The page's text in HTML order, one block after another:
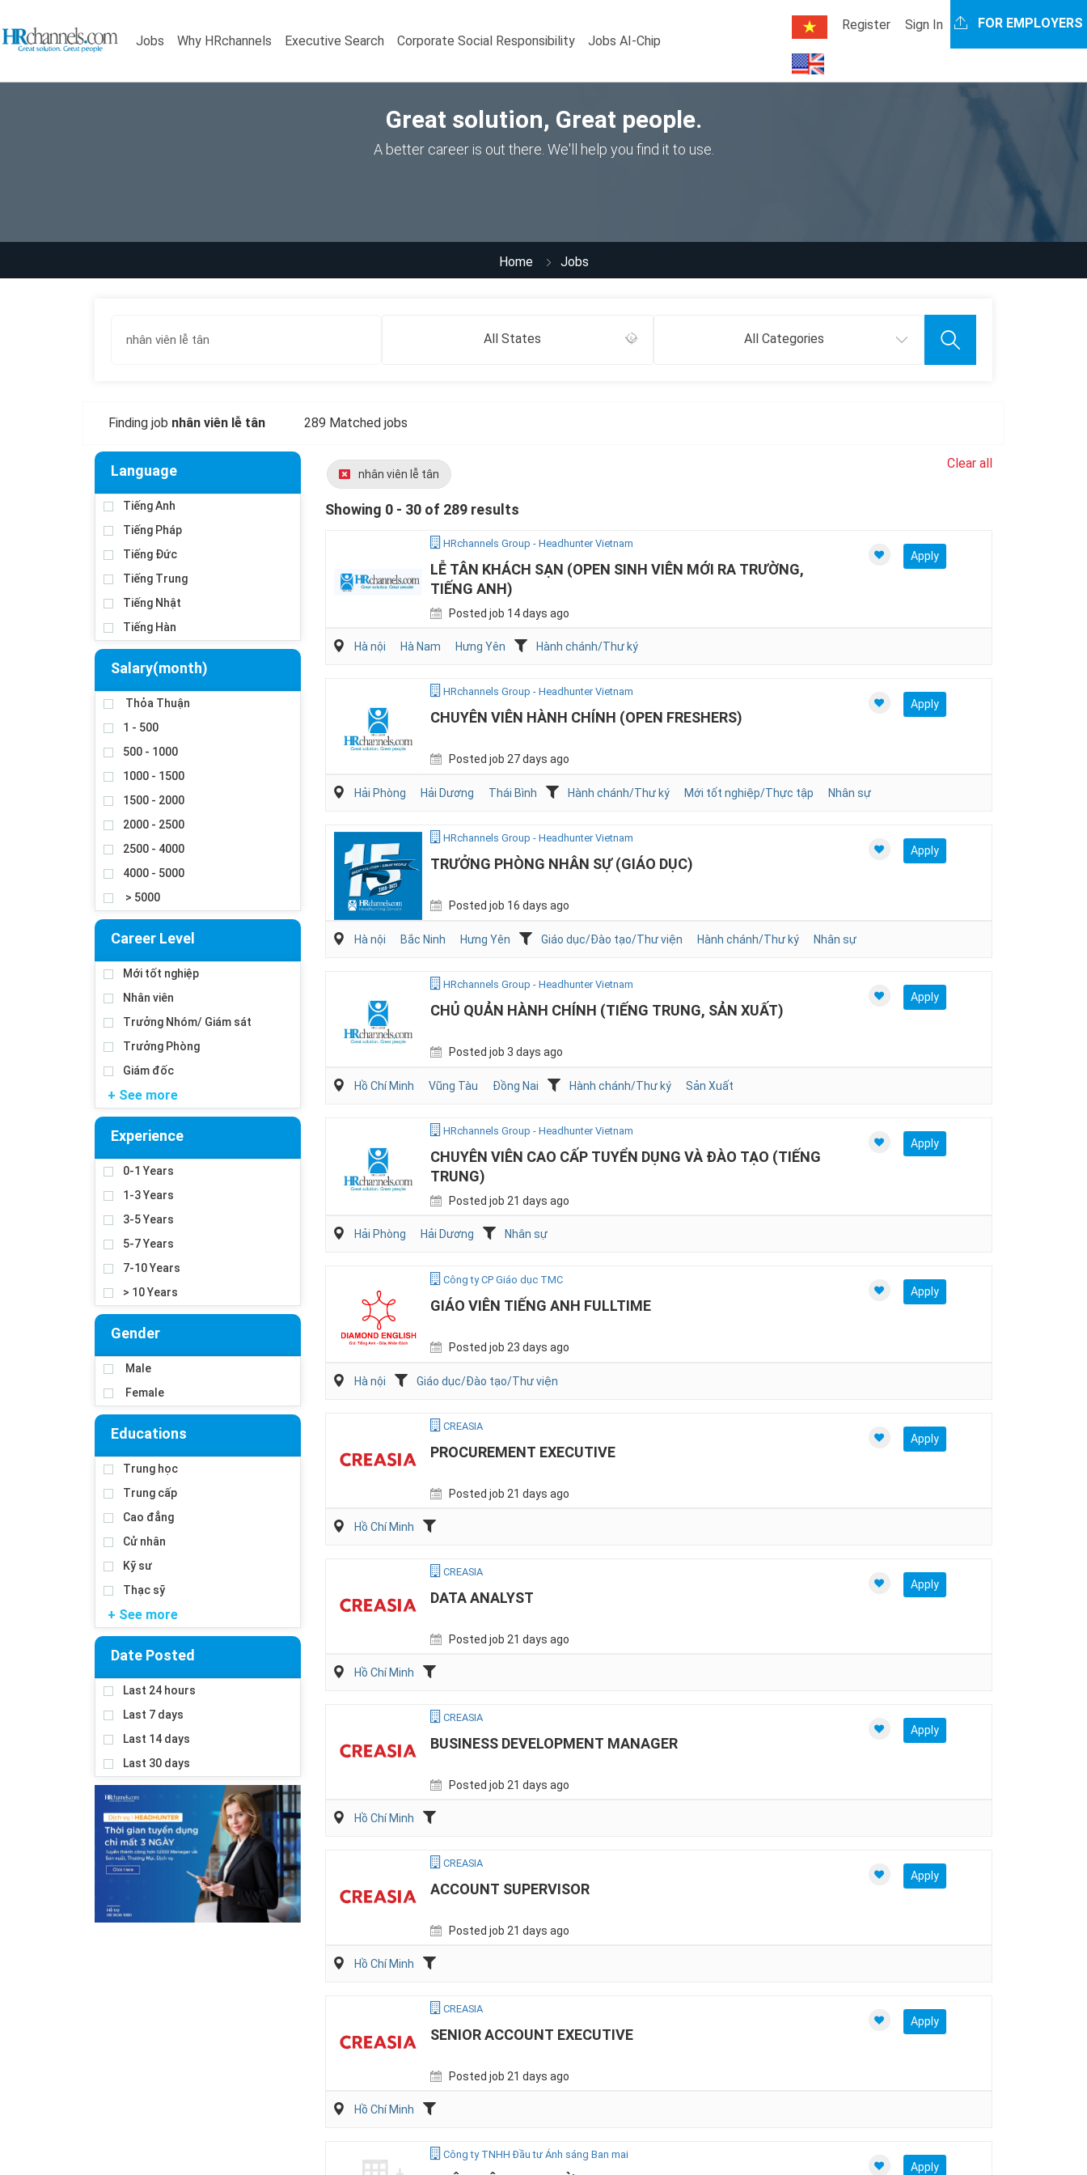
Jobs Why HRchannels Executive Search Corporate Social Responsibility Jobs AI-Chip
Register Sign In FOR EMPLOYERS
Great solution, Great people.
A better career is out there. We'll help you find it to use.
Home Jobs
All States All Categories
Finding job nhân viên lễ tân 289 Matched jobs
Language
Tiếng Anh
Tiếng Pháp
Tiếng Đức
Tiếng Trung
Tiếng Nhật
Tiếng Hàn
Salary(month)
Thỏa Thuận
1 - 500
500 - 1000
1000 - 1500
1500 - 2000
2000 - 2500
2500 - 4000
4000 - 5000
> 5000
Career Level
Mới tốt nghiệp
Nhân viên
Trưởng Nhóm/ Giám sát
Trưởng Phòng
Giám đốc
+ See more
Experience
0-1 Years
1-3 Years
3-5 Years
5-7 Years
7-10 Years
> 10 Years
Gender
Male
Female
Educations
Trung học
Trung cấp
Cao đẳng
Cử nhân
Kỹ sư
Thạc sỹ
+ See more
Date Posted
Last 24 hours
Last 7 days
Last 14 days
Last 30 days
nhân viên lễ tân
Clear all
Showing 0 - 30 of 289 results
HRchannels Group - Headhunter Vietnam
LỄ TÂN KHÁCH SẠN (OPEN SINH VIÊN MỚI RA TRƯỜNG,
TIẾNG ANH)
Posted job 14 days ago
Apply
Hà nội Hà Nam Hưng Yên Hành chánh/Thư ký
HRchannels Group - Headhunter Vietnam
CHUYÊN VIÊN HÀNH CHÍNH (OPEN FRESHERS)
Posted job 27 days ago
Apply
Hải Phòng Hải Dương Thái Bình Hành chánh/Thư ký Mới tốt nghiệp/Thực tập Nhân sự
HRchannels Group - Headhunter Vietnam
TRƯỞNG PHÒNG NHÂN SỰ (GIÁO DỤC)
Posted job 16 days ago
Apply
Hà nội Bắc Ninh Hưng Yên Giáo dục/Đào tạo/Thư viện Hành chánh/Thư ký Nhân sự
HRchannels Group - Headhunter Vietnam
CHỦ QUẢN HÀNH CHÍNH (TIẾNG TRUNG, SẢN XUẤT)
Posted job 3 days ago
Apply
Hồ Chí Minh Vũng Tàu Đồng Nai Hành chánh/Thư ký Sản Xuất
HRchannels Group - Headhunter Vietnam
CHUYÊN VIÊN CAO CẤP TUYỂN DỤNG VÀ ĐÀO TẠO (TIẾNG
TRUNG)
Posted job 21 days ago
Apply
Hải Phòng Hải Dương Nhân sự
Công ty CP Giáo dục TMC
GIÁO VIÊN TIẾNG ANH FULLTIME
Posted job 23 days ago
Apply
Hà nội Giáo dục/Đào tạo/Thư viện
CREASIA
PROCUREMENT EXECUTIVE
Posted job 21 days ago
Apply
Hồ Chí Minh
CREASIA
DATA ANALYST
Posted job 21 days ago
Apply
Hồ Chí Minh
CREASIA
BUSINESS DEVELOPMENT MANAGER
Posted job 21 days ago
Apply
Hồ Chí Minh
CREASIA
ACCOUNT SUPERVISOR
Posted job 21 days ago
Apply
Hồ Chí Minh
CREASIA
SENIOR ACCOUNT EXECUTIVE
Posted job 21 days ago
Apply
Hồ Chí Minh
Công ty TNHH Đầu tư Ánh sáng Ban mai
Apply